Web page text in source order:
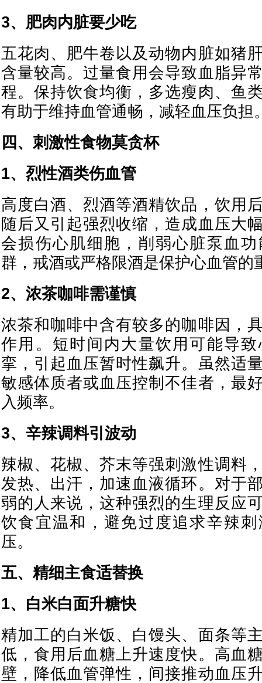
3、肥肉内脏要少吃
五花肉、肥牛卷以及动物内脏如猪
含量较高。过量食用会导致血脂异
程。保持饮食均衡，多选瘦肉、鱼
有助于维持血管通畅，减轻血压负担
四、刺激性食物莫贪杯
1、烈性酒类伤血管
高度白酒、烈酒等酒精饮品，饮用
随后又引起强烈收缩，造成血压大
会损伤心肌细胞，削弱心脏泵血
群，戒酒或严格限酒是保护心血管的
2、浓茶咖啡需谨慎
浓茶和咖啡中含有较多的咖啡因，
作用。短时间内大量饮用可能导
挛，引起血压暂时性飙升。虽然适
敏感体质者或血压控制不佳者，最
入频率。
3、辛辣调料引波动
辣椒、花椒、芥末等强刺激性调料
发热、出汗，加速血液循环。对于
弱的人来说，这种强烈的生理反应
饮食宜温和，避免过度追求辛辣
压。
五、精细主食适替换
1、白米白面升糖快
精加工的白米饭、白馒头、面条等
低，食用后血糖上升速度快。高血
壁，降低血管弹性，间接推动血压